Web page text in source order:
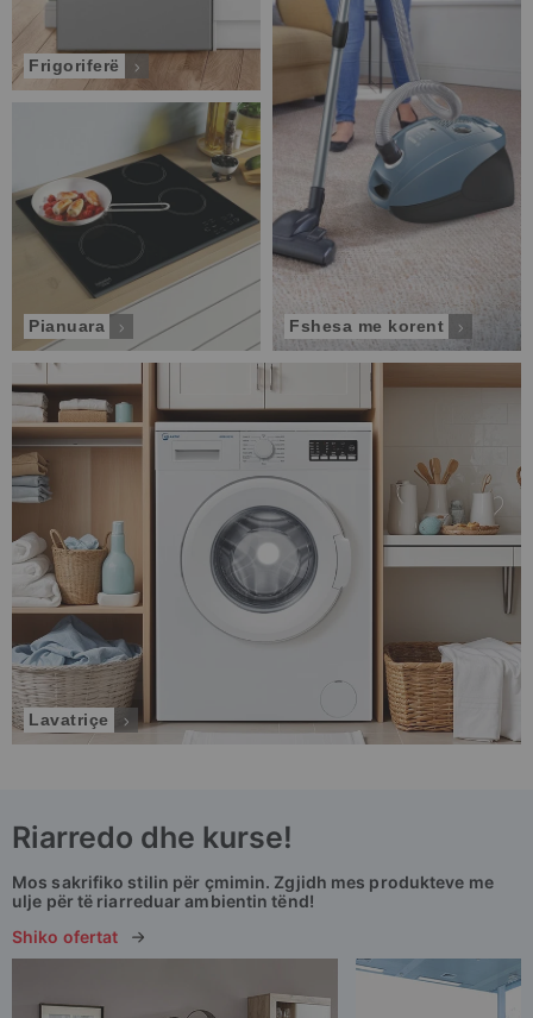
Frigoriferë
Pianuara Fshesa me korent
Lavatriçe
Riarredo dhe kurse!
Mos sakrifiko stilin për çmimin. Zgjidh mes produkteve me
ulje për të riarreduar ambientin tënd!
Shiko ofertat